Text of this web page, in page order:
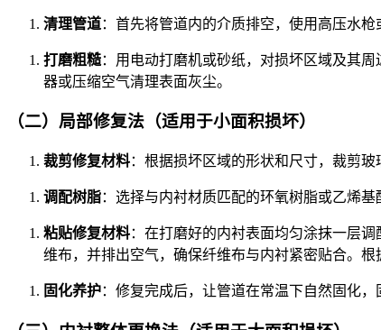
清理管道：首先将管道内的介质排空，使用高压水
打磨粗糙：用电动打磨机或砂纸，对损坏区域及其
器或压缩空气清理表面灰尘。
（二）局部修复法（适用于小面积损坏）
裁剪修复材料：根据损坏区域的形状和尺寸，裁剪
调配树脂：选择与内衬材质匹配的环氧树脂或乙烯
粘贴修复材料：在打磨好的内衬表面均匀涂抹一层
维布，并排出空气，确保纤维布与内衬紧密贴合。
固化养护：修复完成后，让管道在常温下自然固化